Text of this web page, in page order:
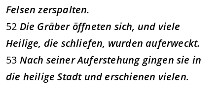
Felsen zerspalten.
52 Die Gräber öffneten sich, und viele
Heilige, die schliefen, wurden auferweckt.
53 Nach seiner Auferstehung gingen sie in
die heilige Stadt und erschienen vielen.